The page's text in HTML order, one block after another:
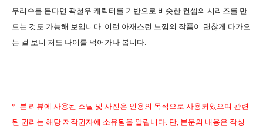
무리수를 둔다면 곽철우 캐릭터를 기반으로 비슷한 컨셉의 시리즈를 만
드는 것도 가능해 보입니다. 이런 아재스런 느낌의 작품이 괜찮게 다가오
는 걸 보니 저도 나이를 먹어가나 봅니다.
* 본 리뷰에 사용된 스틸 및 사진은 인용의 목적으로 사용되었 으며 관련
된 권리는 해당 저작권자에 소유됨을 알립니다. 단, 본문의 내용은 작성